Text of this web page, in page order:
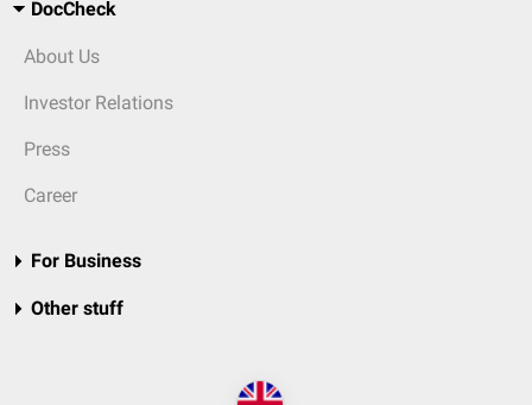
DocCheck
About Us
Investor Relations
Press
Career
For Business
Other stuff